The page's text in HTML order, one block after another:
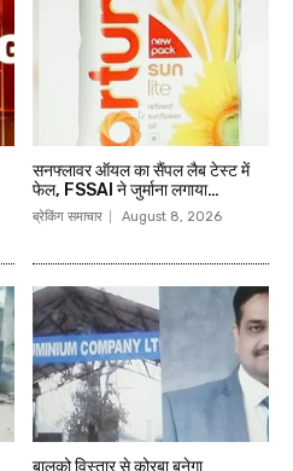
सनफ्लावर ऑयल का सैंपल लैब टेस्ट में
फेल, FSSAI ने जुर्माना लगाया…
ब्रेकिंग समाचार August 8, 2026